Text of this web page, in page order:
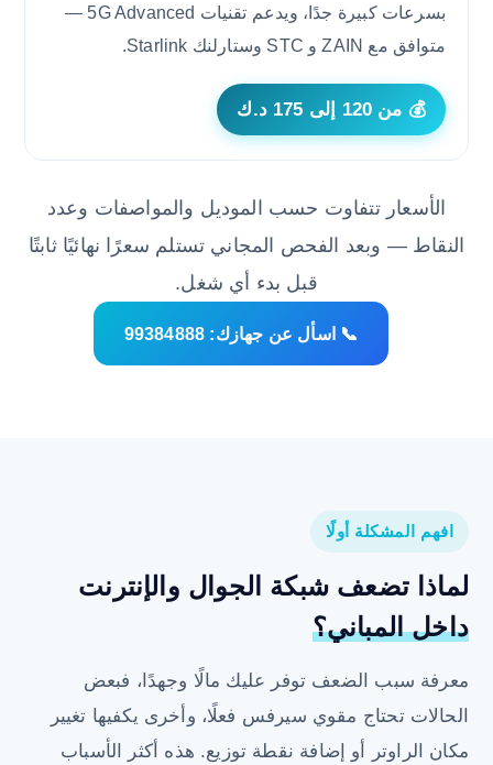
بسرعات كبيرة جدًا، ويدعم تقنيات 5G Advanced —
متوافق مع ZAIN و STC وستارلنك Starlink.
💰 من 120 إلى 175 د.ك
الأسعار تتفاوت حسب الموديل والمواصفات وعدد
النقاط — وبعد الفحص المجاني تستلم سعرًا نهائيًا ثابتًا
قبل بدء أي شغل.
📞 اسأل عن جهازك: 99384888
افهم المشكلة أولًا
لماذا تضعف شبكة الجوال والإنترنت
داخل المباني؟
معرفة سبب الضعف توفر عليك مالًا وجهدًا، فبعض
الحالات تحتاج مقوي سيرفس فعلًا، وأخرى يكفيها تغيير
مكان الراوتر أو إضافة نقطة توزيع. هذه أكثر الأسباب